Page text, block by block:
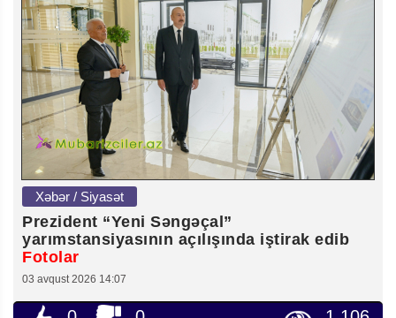
Xəbər / Siyasət
Prezident “Yeni Səngəçal”
yarımstansiyasının açılışında iştirak edib
Fotolar
03 avqust 2026 14:07